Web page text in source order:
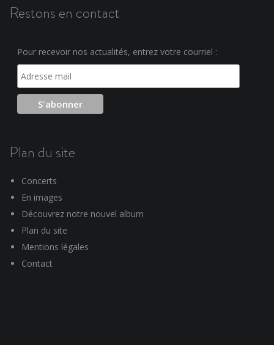
Restons en contact
Pour recevoir nos actualités, entrez votre courriel :
Plan du site
Concerts
En images
Découvrez notre nouvel album
Plan du site
Mentions légales
Contact